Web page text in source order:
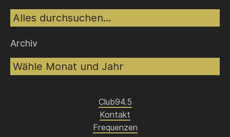
Suche
Archiv
Club94.5
Kontakt
Frequenzen